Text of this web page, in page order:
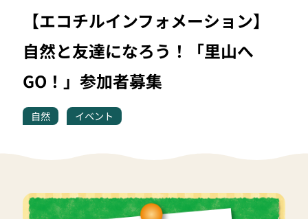
【エコチルインフォメーション】
自然と友達になろう！「里山へ
GO！」参加者募集
自然 イベント